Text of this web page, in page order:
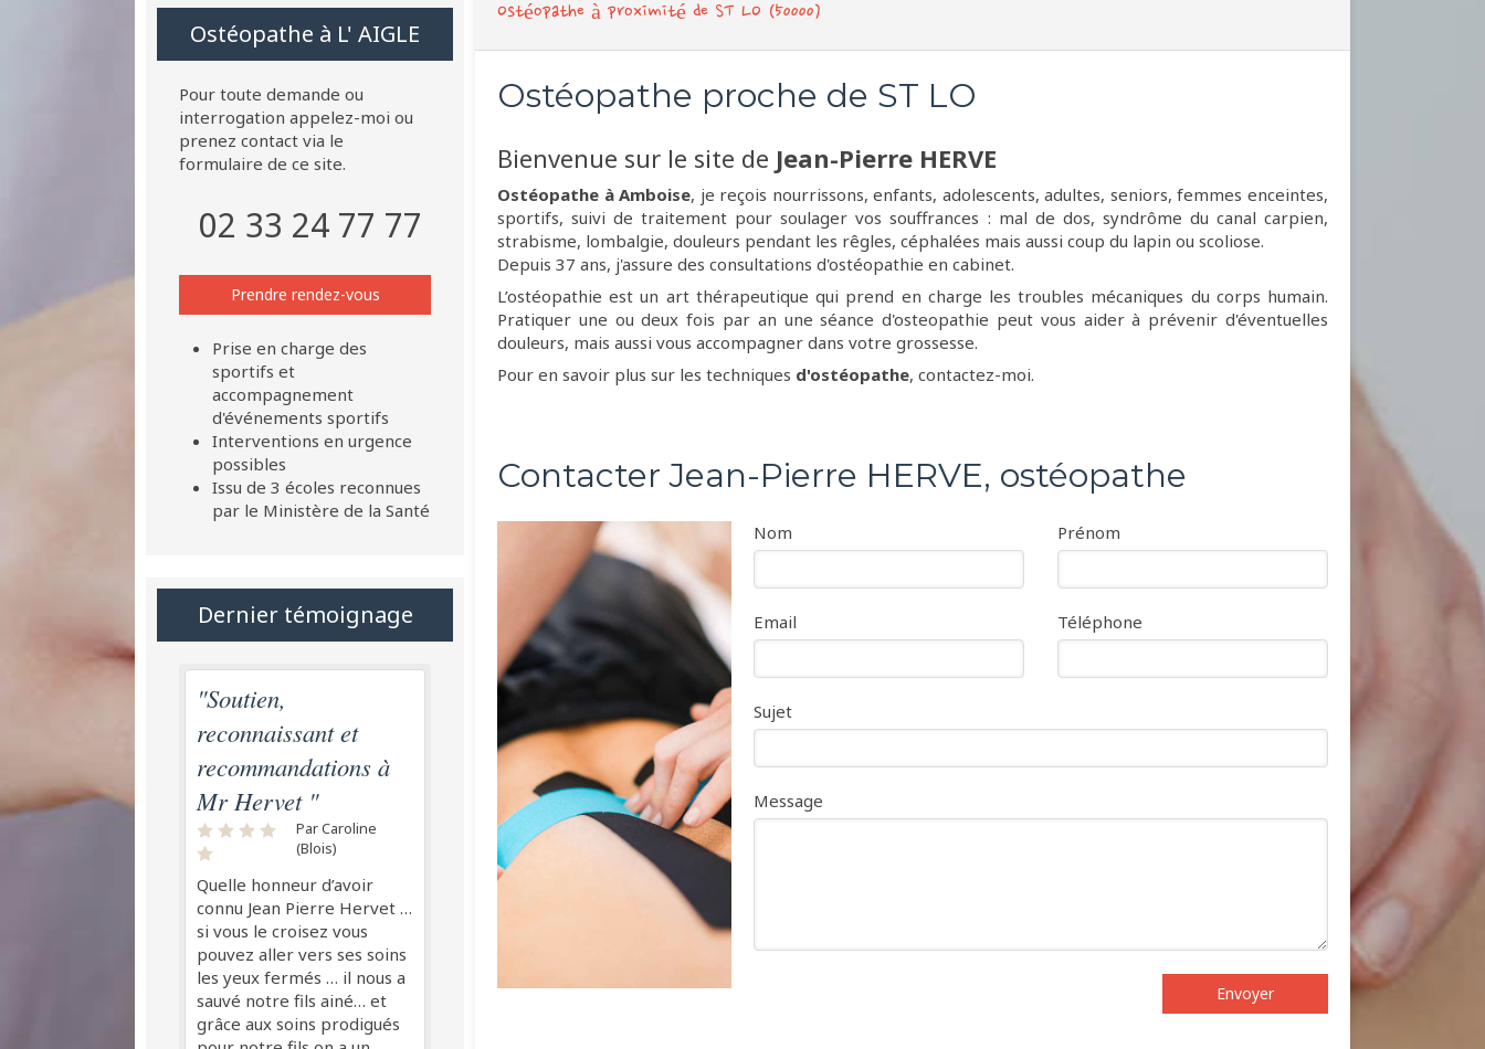
Ostéopathe à proximité de ST LO (50000)
Ostéopathe proche de ST LO
Bienvenue sur le site de Jean-Pierre HERVE
Ostéopathe à Amboise, je reçois nourrissons, enfants, adolescents, adultes, seniors, femmes enceintes,
sportifs, suivi de traitement pour soulager vos souffrances : mal de dos, syndrôme du canal carpien,
strabisme, lombalgie, douleurs pendant les rêgles, céphalées mais aussi coup du lapin ou scoliose.
Depuis 37 ans, j'assure des consultations d'ostéopathie en cabinet.
L’ostéopathie est un art thérapeutique qui prend en charge les troubles mécaniques du corps humain.
Pratiquer une ou deux fois par an une séance d'osteopathie peut vous aider à prévenir d'éventuelles
douleurs, mais aussi vous accompagner dans votre grossesse.
Pour en savoir plus sur les techniques d'ostéopathe, contactez-moi.
Contacter Jean-Pierre HERVE, ostéopathe
Nom Prénom
Email Téléphone
Sujet
Message
Envoyer
Ostéopathe à L' AIGLE
Pour toute demande ou
interrogation appelez-moi ou
prenez contact via le
formulaire de ce site.
02 33 24 77 77
Prendre rendez-vous
Prise en charge des
sportifs et
accompagnement
d'événements sportifs
Interventions en urgence
possibles
Issu de 3 écoles reconnues
par le Ministère de la Santé
Dernier témoignage
"Soutien,
reconnaissant et
recommandations à
Mr Hervet "
Par Caroline
(Blois)
Quelle honneur d’avoir
connu Jean Pierre Hervet …
si vous le croisez vous
pouvez aller vers ses soins
les yeux fermés … il nous a
sauvé notre fils ainé… et
grâce aux soins prodigués